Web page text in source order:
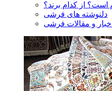
از کدام برند؟
دلنوشته های فرشی
اخبار و مقالات فرشی